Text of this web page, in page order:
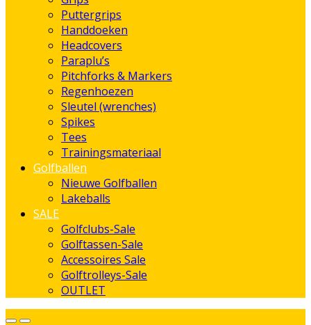
Puttergrips
Handdoeken
Headcovers
Paraplu’s
Pitchforks & Markers
Regenhoezen
Sleutel (wrenches)
Spikes
Tees
Trainingsmateriaal
Golfballen
Nieuwe Golfballen
Lakeballs
SALE
Golfclubs-Sale
Golftassen-Sale
Accessoires Sale
Golftrolleys-Sale
OUTLET